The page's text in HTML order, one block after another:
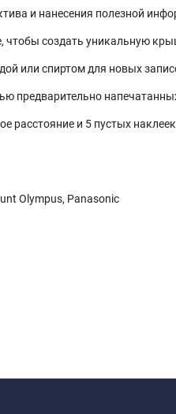
и нанесения полезной
чтобы создать уникальную
или спиртом для новых
предварительно
расстояние и 5 пустых
Olympus, Panasonic